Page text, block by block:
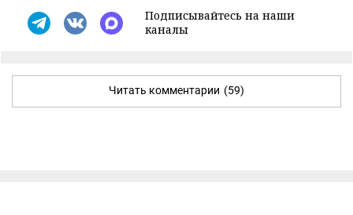
Подписывайтесь на наши
каналы
Читать комментарии (59)